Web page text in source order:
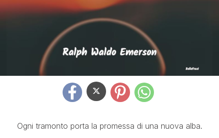
Ogni tramonto porta la promessa di una nuova alba.